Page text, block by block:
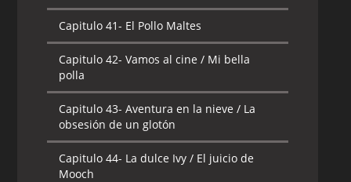
Capitulo 41- El Pollo Maltes
Capitulo 42- Vamos al cine / Mi bella
polla
Capitulo 43- Aventura en la nieve / La
obsesión de un glotón
Capitulo 44- La dulce Ivy / El juicio de
Mooch